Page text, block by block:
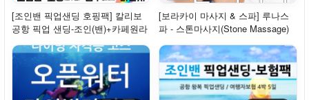
[조인밴 픽업샌딩 호핑팩] 칼리보
공항 픽업 샌딩-조인(밴)+카페원라
운지(입장...
[보라카이 마사지 & 스파] 루나스
파 - 스톤마사지(Stone Massage)